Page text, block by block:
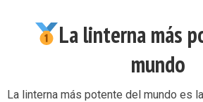
La linterna más
mundo
La linterna más potente del mundo es